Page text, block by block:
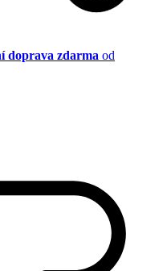
doprava zdarma od